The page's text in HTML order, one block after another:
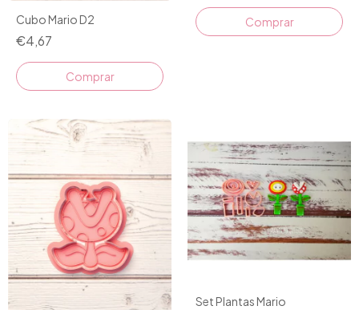
Cubo Mario D2
€4,67
Comprar
Set Plantas Mario